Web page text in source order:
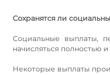
Сохранятся ли
Социальные выплаты,
начисляться полностью
Некоторые выплаты